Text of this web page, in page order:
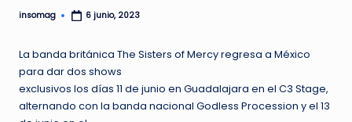
Publicado
insomag 6 junio, 2023
La banda británica The Sisters of Mercy regresa a México
para dar dos shows
exclusivos los días 11 de junio en Guadalajara en el C3 Stage,
alternando con la banda nacional Godless Procession y el 13